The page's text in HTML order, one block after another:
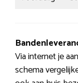
Via internet je
schema